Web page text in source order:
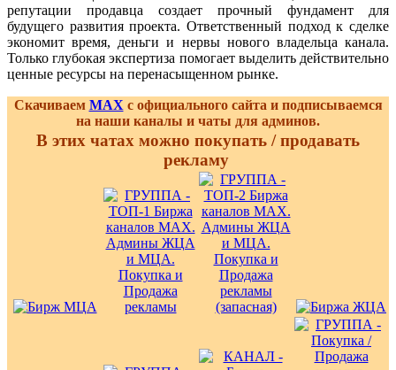
репутации продавца создает прочный фундамент для
будущего развития проекта. Ответственный подход к сделке
экономит время, деньги и нервы нового владельца канала.
Только глубокая экспертиза помогает выделить действительно
ценные ресурсы на перенасыщенном рынке.
Скачиваем MAX с официального сайта и подписываемся
на наши каналы и чаты для админов.
В этих чатах можно покупать / продавать
рекламу